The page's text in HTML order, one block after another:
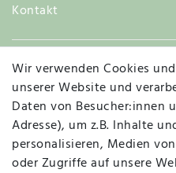
Kontakt
Vertrag
Wir verwenden Cookies
unserer Website und
Daten von Besucher:innen
Adresse), um z.B. Inhalte
personalisieren, Medien
oder Zugriffe auf unsere